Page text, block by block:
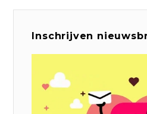
Inschrijven